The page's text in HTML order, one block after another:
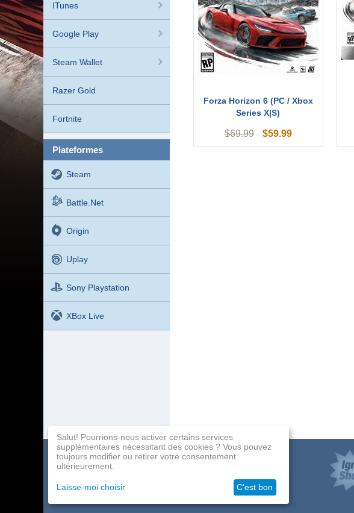
ITunes
Google Play
Steam Wallet
Razer Gold
Fortnite
plateformes
Steam
Battle.net
Origin
Uplay
Sony Playstation
XBox Live
Forza Horizon 6 (PC / Xbox
Series X|S)
$69.99 $59.99
Catalogue de jeux
Paiement
Programme d'affiliation
Contacts
Salut! Pourrions-nous activer certains services
supplémentaires nécessitant des cookies ? Vous pouvez
toujours modifier ou retirer votre consentement
ultérieurement.
Laisse-moi choisir C'est bon